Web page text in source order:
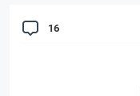
16